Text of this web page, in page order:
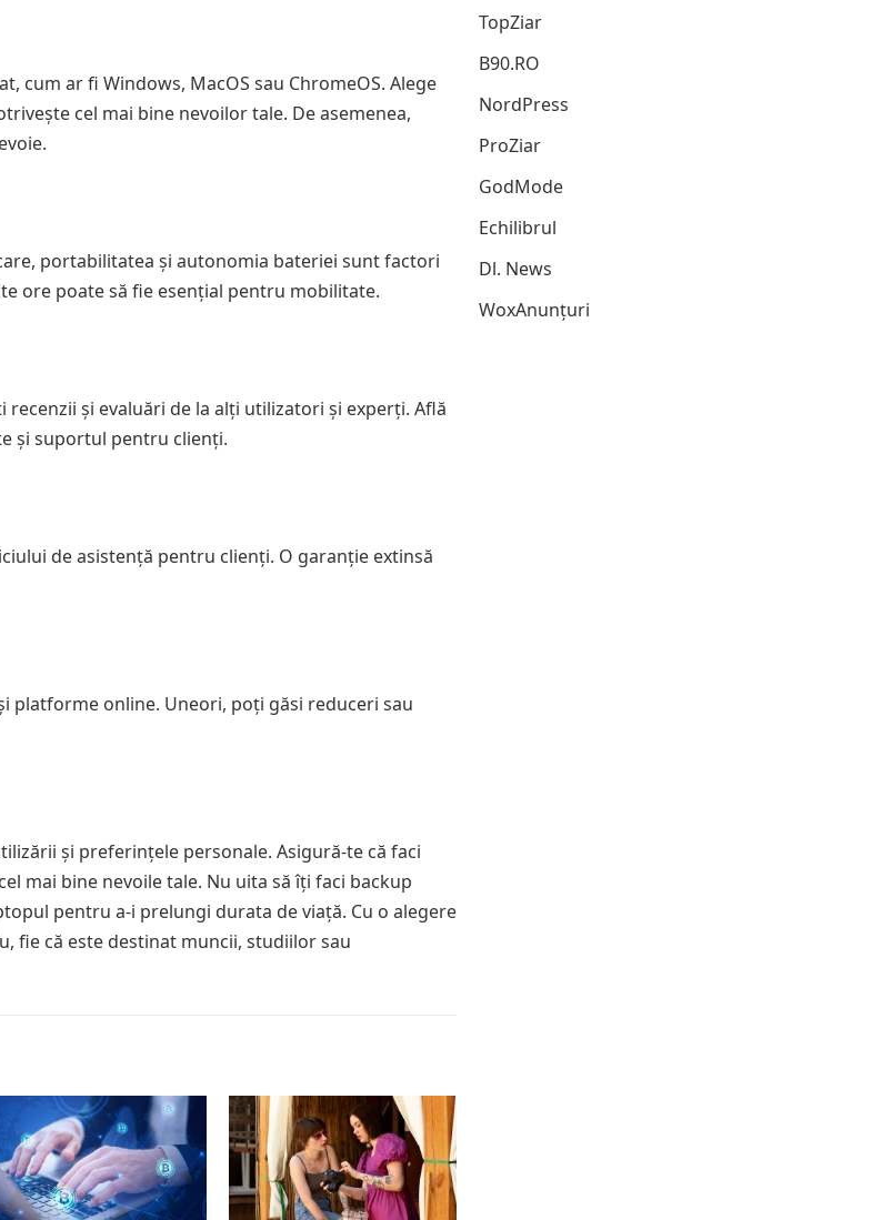
ar fi Windows, MacOS sau ChromeOS. Alege
cel mai bine nevoilor tale. De asemenea,
portabilitatea și autonomia bateriei sunt factori
ore poate să fie esențial pentru mobilitate.
și evaluări de la alți utilizatori și experți. Află
și suportul pentru clienți.
de asistență pentru clienți. O garanție extinsă
platforme online. Uneori, poți găsi reduceri sau
și preferințele personale. Asigură-te că faci
mai bine nevoile tale. Nu uita să îți faci backup
pentru a-i prelungi durata de viață. Cu o alegere
fie că este destinat muncii, studiilor sau
TopZiar
B90.RO
NordPress
ProZiar
GodMode
Echilibrul
Dl. News
WoxAnunțuri